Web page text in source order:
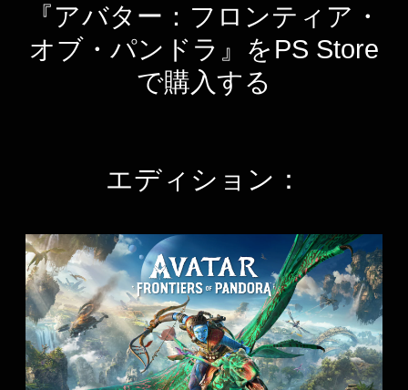
『アバター：フロンティア・
オブ・パンドラ』をPS Store
で購入する
エディション：
ス
タ
ン
ダ
ー
ド
エ
デ
ィ